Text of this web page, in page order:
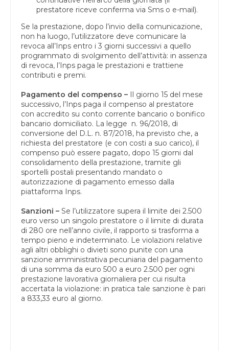
prestatore riceve conferma via Sms o e-mail).
Se la prestazione, dopo l’invio della comunicazione,
non ha luogo, l’utilizzatore deve comunicare la
revoca all’Inps entro i 3 giorni successivi a quello
programmato di svolgimento dell’attività: in assenza
di revoca, l’Inps paga le prestazioni e trattiene
contributi e premi.
Pagamento del compenso – Il giorno 15 del mese
successivo, l’Inps paga il compenso al prestatore
con accredito su conto corrente bancario o bonifico
bancario domiciliato. La legge n. 96/2018, di
conversione del D.L. n. 87/2018, ha previsto che, a
richiesta del prestatore (e con costi a suo carico), il
compenso può essere pagato, dopo 15 giorni dal
consolidamento della prestazione, tramite gli
sportelli postali presentando mandato o
autorizzazione di pagamento emesso dalla
piattaforma Inps.
Sanzioni – Se l’utilizzatore supera il limite dei 2.500
euro verso un singolo prestatore o il limite di durata
di 280 ore nell’anno civile, il rapporto si trasforma a
tempo pieno e indeterminato. Le violazioni relative
agli altri obblighi o divieti sono punite con una
sanzione amministrativa pecuniaria del pagamento
di una somma da euro 500 a euro 2.500 per ogni
prestazione lavorativa giornaliera per cui risulta
accertata la violazione: in pratica tale sanzione è pari
a 833,33 euro al giorno.